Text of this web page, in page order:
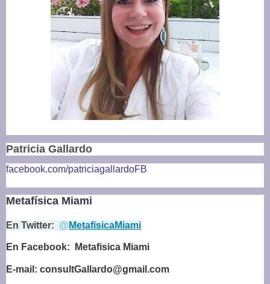
Patricia Gallardo
facebook.com/patriciagallardoFB
Metafísica Miami
En Twitter: @ MetafisicaMiami
En Facebook: Metafisica Miami
E-mail: consultGallardo@gmail.com